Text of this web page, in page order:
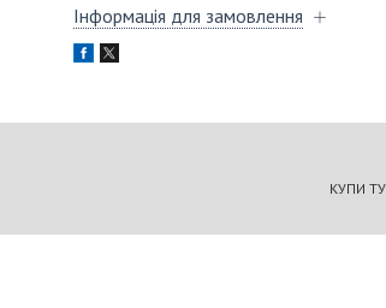
Інформація для замовлення